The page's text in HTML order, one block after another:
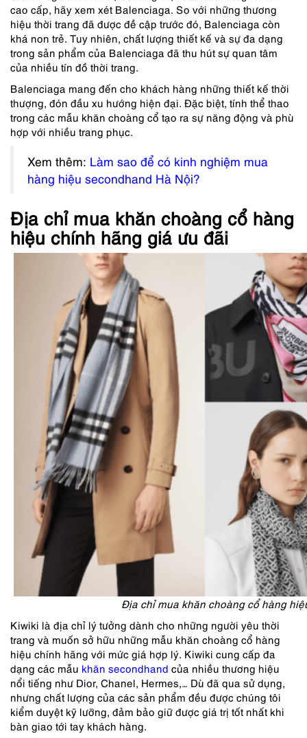
cao cấp, hãy xem xét Balenciaga. So với những thương
hiệu thời trang đã được đề cập trước đó, Balenciaga còn
khá non trẻ. Tuy nhiên, chất lượng thiết kế và sự đa dạng
trong sản phẩm của Balenciaga đã thu hút sự quan tâm
của nhiều tín đồ thời trang.
Balenciaga mang đến cho khách hàng những thiết kế thời
thượng, đón đầu xu hướng hiện đại. Đặc biệt, tính thể thao
trong các mẫu khăn choàng cổ tạo ra sự năng động và phù
hợp với nhiều trang phục.
Xem thêm: Làm sao để có kinh nghiệm mua
hàng hiệu secondhand Hà Nội?
Địa chỉ mua khăn choàng cổ hàng
hiệu chính hãng giá ưu đãi
Địa chỉ mua khăn choàng cổ hàng
Kiwiki là địa chỉ lý tưởng dành cho những người yêu thời
trang và muốn sở hữu những mẫu khăn choàng cổ hàng
hiệu chính hãng với mức giá hợp lý. Kiwiki cung cấp đa
dạng các mẫu khăn secondhand của nhiều thương hiệu
nổi tiếng như Dior, Chanel, Hermes,… Dù đã qua sử dụng,
nhưng chất lượng của các sản phẩm đều được chúng tôi
kiểm duyệt kỹ lưỡng, đảm bảo giữ được giá trị tốt nhất khi
bàn giao tới tay khách hàng.